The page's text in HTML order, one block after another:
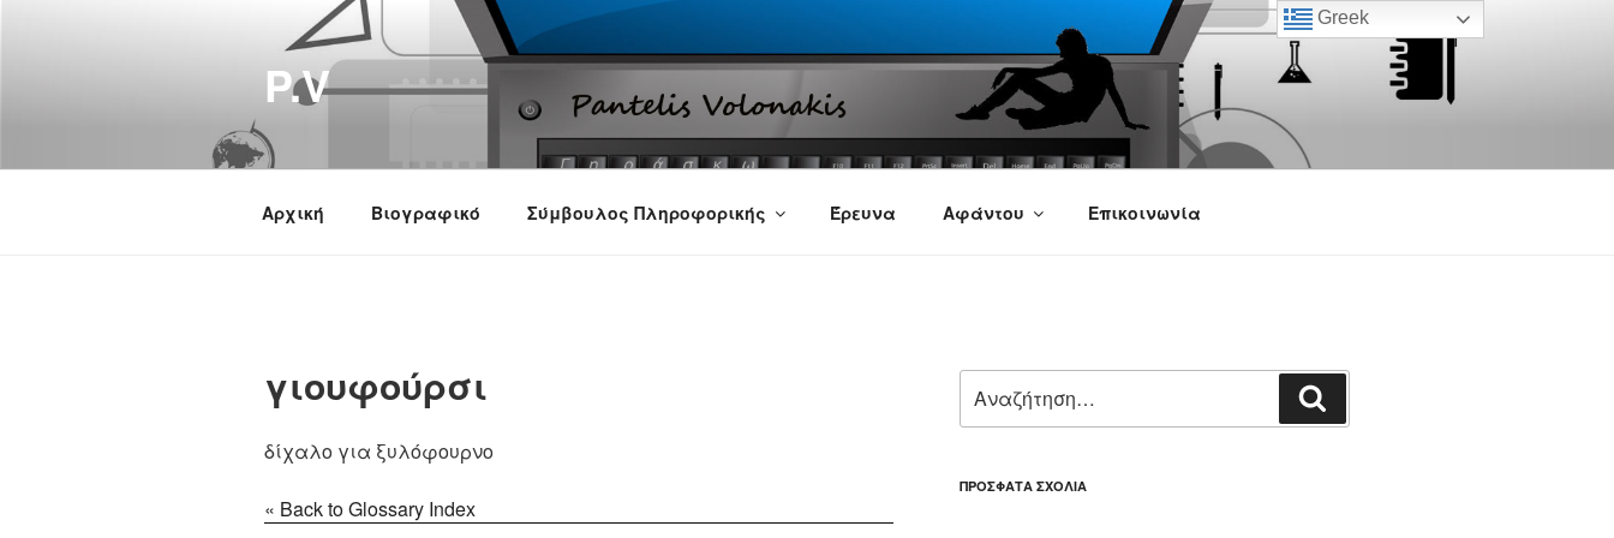
P.V
Αρχική Βιογραφικό Σύμβουλος Πληροφορικής Έρευνα Αφάντου Επικοινωνία
γιουφούρσι
δίχαλο για ξυλόφουρνο
« Back to Glossary Index
για:
ΠΡΌΣΦΑΤΑ ΣΧΌΛΙΑ
Greek